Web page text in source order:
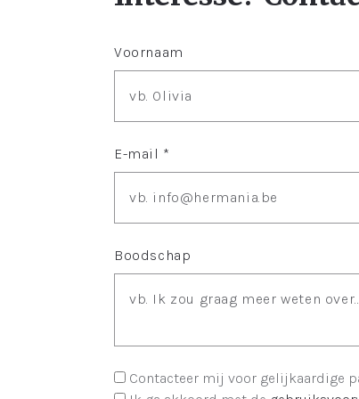
Voornaam
E-mail *
Boodschap
Contacteer mij voor gelijkaardige